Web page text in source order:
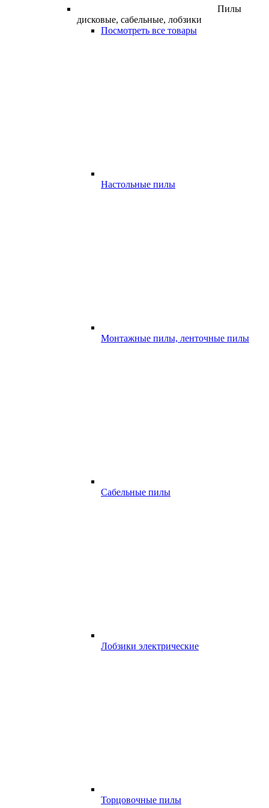
Пилы
дисковые, сабельные, лобзики
Посмотреть все товары
Настольные пилы
Монтажные пилы, ленточные пилы
Сабельные пилы
Лобзики электрические
Торцовочные пилы